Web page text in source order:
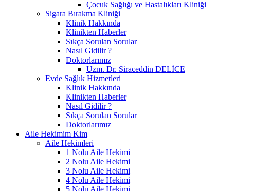
Çocuk Sağlığı ve Hastalıkları Kliniği
Sigara Bırakma Kliniği
Klinik Hakkında
Klinikten Haberler
Sıkça Sorulan Sorular
Nasıl Gidilir ?
Doktorlarımız
Uzm. Dr. Siraceddin DELİCE
Evde Sağlık Hizmetleri
Klinik Hakkında
Klinikten Haberler
Nasıl Gidilir ?
Sıkça Sorulan Sorular
Doktorlarımız
Aile Hekimim Kim
Aile Hekimleri
1 Nolu Aile Hekimi
2 Nolu Aile Hekimi
3 Nolu Aile Hekimi
4 Nolu Aile Hekimi
5 Nolu Aile Hekimi